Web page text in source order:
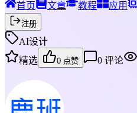
首页 文章 教程 应用
注册
AI设计
精选
0 点赞 0 评论